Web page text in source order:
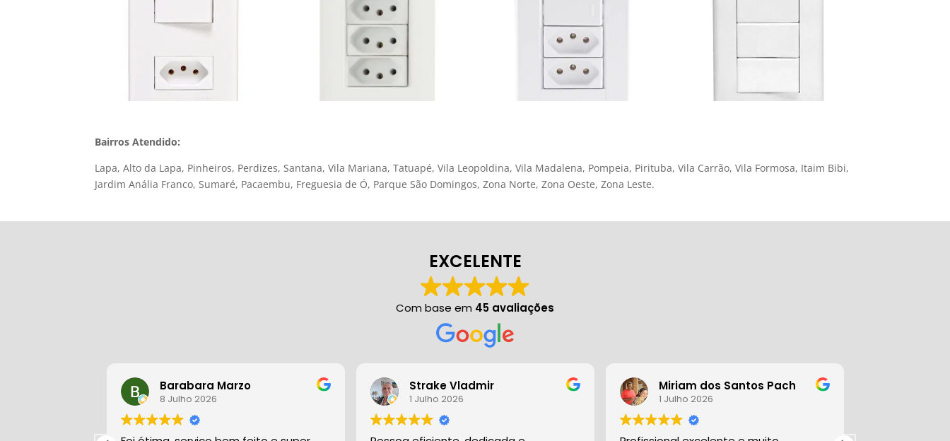
Bairros Atendido:
Lapa, Alto da Lapa, Pinheiros, Perdizes, Santana, Vila Mariana, Tatuapé, Vila Leopoldina, Vila Madalena, Pompeia, Pirituba, Vila Carrão, Vila Formosa, Itaim Bibi,
Jardim Anália Franco, Sumaré, Pacaembu, Freguesia de Ó, Parque São Domingos, Zona Norte, Zona Oeste, Zona Leste.
EXCELENTE
Com base em 45 avaliações
Barabara Marzo
8 Julho 2026
Strake Vladmir
1 Julho 2026
Miriam dos Santos Pach
1 Julho 2026